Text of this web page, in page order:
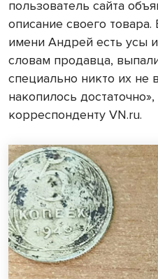
пользователь сайта
описание своего
имени Андрей есть усы
словам продавца,
специально никто их не
накопилось
корреспонденту VN.ru.